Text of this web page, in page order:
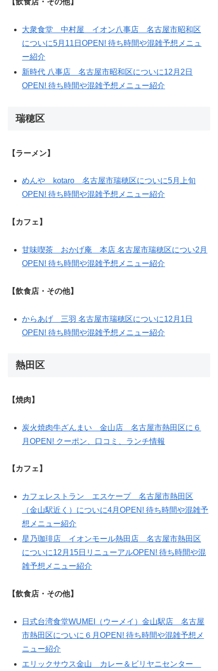
【飲食店・その他】
大衆食堂 中村屋 イオン八事店 名古屋市昭和区
についに5月11日OPEN! 待ち時間や混雑予想メニュ
ー紹介
新時代 八事店 名古屋市昭和区についに12月2日
OPEN! 待ち時間や混雑予想メニュー紹介
瑞穂区
【ラーメン】
めんや kotaro 名古屋市瑞穂区についに5月上旬
OPEN! 待ち時間や混雑予想メニュー紹介
【カフェ】
甘味喫茶 おかげ庵 本店 名古屋市瑞穂区につい2月
OPEN! 待ち時間や混雑予想メニュー紹介
【飲食店・その他】
からあげ 三羽 名古屋市瑞穂区についに12月1日
OPEN! 待ち時間や混雑予想メニュー紹介
熱田区
【焼肉】
炭火焼肉牛ざんまい 金山店 名古屋市熱田区に６
月OPEN! クーポン、口コミ、ランチ情報
【カフェ】
カフェレストラン エスケープ 名古屋市熱田区
（金山駅近く）についに4月OPEN! 待ち時間や混雑予
想メニュー紹介
星乃珈琲店 イオンモール熱田店 名古屋市熱田区
についに12月15日リニューアルOPEN! 待ち時間や混
雑予想メニュー紹介
【飲食店・その他】
日式台湾食堂WUMEI（ウーメイ）金山駅店 名古屋
市熱田区についに６月OPEN! 待ち時間や混雑予想メ
ニュー紹介
エリックサウス金山 カレー＆ビリヤニセンター